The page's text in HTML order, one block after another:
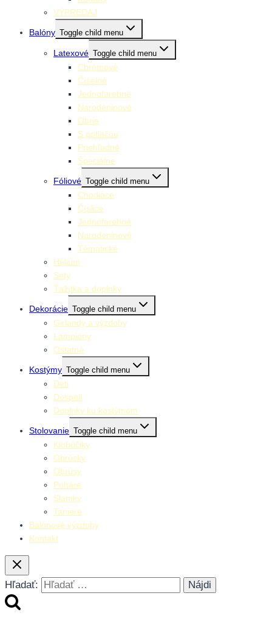
VÝPREDAJ
Balóny Toggle child menu
Latexové Toggle child menu
Chrómové
Číselné
Jednofarebné
Narodeninové
Obrie
S potlačou
Priehľadné
Špeciálne
Fóliové Toggle child menu
Chodiace
Číslice
Jednofarebné
Narodeninové
Tématické
Hélium
Sety
Ťažítka a doplnky
Dekorácie Toggle child menu
Girlandy a výzdoby
Lampióny
Ostatné
Kostýmy Toggle child menu
Deti
Dospelí
Doplnky ku kostýmom
Stolovanie Toggle child menu
Klobúčiky
Obrúsky
Obrusy
Poháre
Slamky
Taniere
Balónové výzdoby
Kontakt
Hľadať: